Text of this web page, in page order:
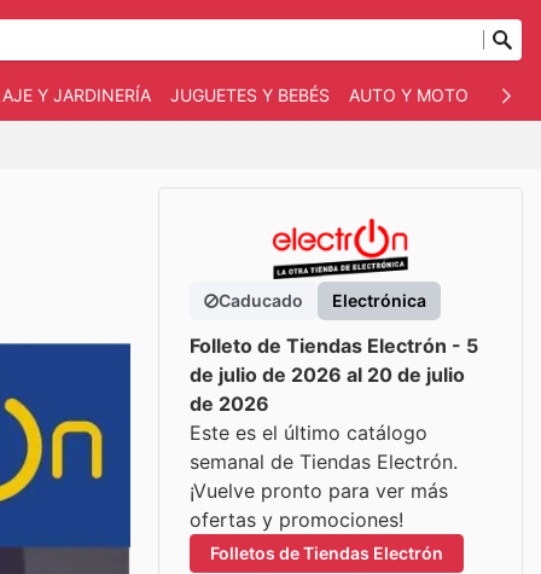
Y JARDINERÍA JUGUETES Y BEBÉS AUTO Y MOTO
Caducado Electrónica
Folleto de Tiendas Electrón - 5
de julio de 2026 al 20 de julio
de 2026
Este es el último catálogo
semanal de Tiendas Electrón.
¡Vuelve pronto para ver más
ofertas y promociones!
Folletos de Tiendas Electrón